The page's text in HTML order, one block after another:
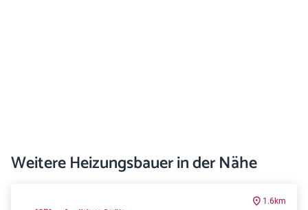
Weitere Heizungsbauer in der Nähe
1.6km